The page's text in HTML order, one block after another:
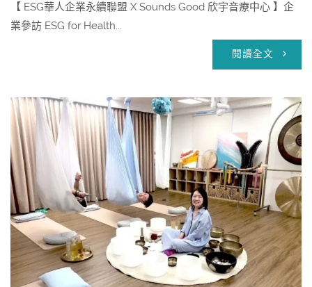
【 ESG華人企業永續聯盟 X Sounds Good 欣宇音療中心 】企
業參訪 ESG for Health...
閱讀全文